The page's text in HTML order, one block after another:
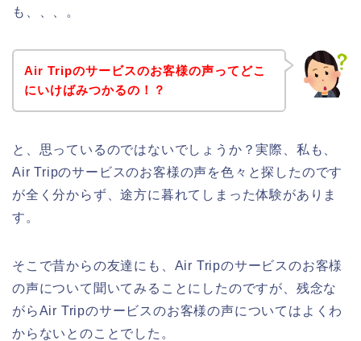
も、、、。
Air Tripのサービスのお客様の声ってどこ
にいけばみつかるの！？
と、思っているのではないでしょうか？実際、私も、
Air Tripのサービスのお客様の声を色々と探したのです
が全く分からず、途方に暮れてしまった体験がありま
す。
そこで昔からの友達にも、Air Tripのサービスのお客様
の声について聞いてみることにしたのですが、残念な
がらAir Tripのサービスのお客様の声についてはよくわ
からないとのことでした。